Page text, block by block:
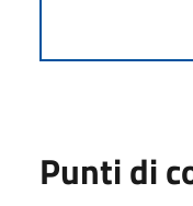
Punti di